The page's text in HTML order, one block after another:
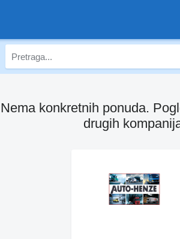
Nema konkretnih ponuda.
drugih